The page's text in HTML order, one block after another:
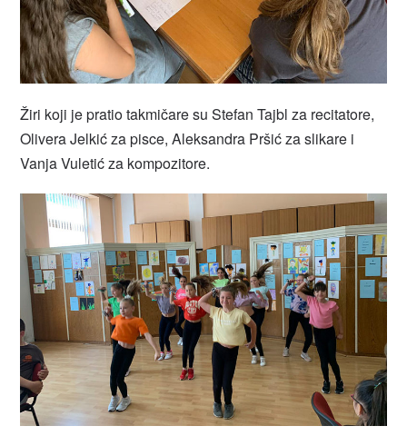
Žiri koji je pratio takmičare su Stefan Tajbl za recitatore,
Olivera Jelkić za pisce, Aleksandra Pršić za slikare i
Vanja Vuletić za kompozitore.